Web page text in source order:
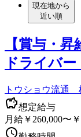
現在地から
近い順
【賞与・
ドライバ
トウショウ流通
想定給与
月給￥260,000〜